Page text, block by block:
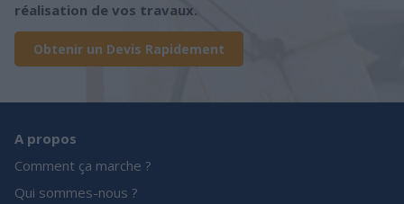
réalisation de vos travaux.
Obtenir un Devis Rapidement
A propos
Comment ça marche ?
Qui sommes-nous ?